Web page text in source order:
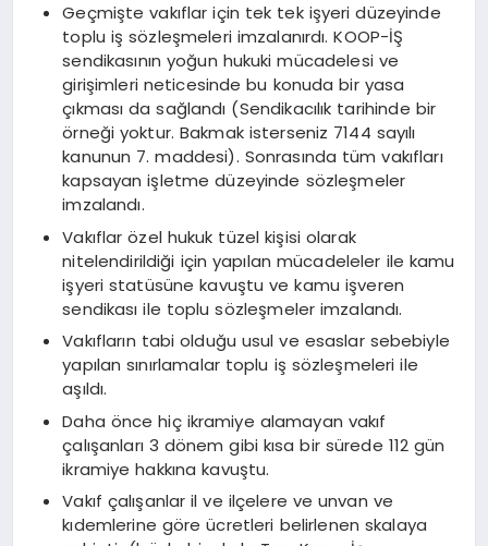
Geçmişte vakıflar için tek tek işyeri düzeyinde
toplu iş sözleşmeleri imzalanırdı. KOOP-İŞ
sendikasının yoğun hukuki mücadelesi ve
girişimleri neticesinde bu konuda bir yasa
çıkması da sağlandı (Sendikacılık tarihinde bir
örneği yoktur. Bakmak isterseniz 7144 sayılı
kanunun 7. maddesi). Sonrasında tüm vakıfları
kapsayan işletme düzeyinde sözleşmeler
imzalandı.
Vakıflar özel hukuk tüzel kişisi olarak
nitelendirildiği için yapılan mücadeleler ile kamu
işyeri statüsüne kavuştu ve kamu işveren
sendikası ile toplu sözleşmeler imzalandı.
Vakıfların tabi olduğu usul ve esaslar sebebiyle
yapılan sınırlamalar toplu iş sözleşmeleri ile
aşıldı.
Daha önce hiç ikramiye alamayan vakıf
çalışanları 3 dönem gibi kısa bir sürede 112 gün
ikramiye hakkına kavuştu.
Vakıf çalışanlar il ve ilçelere ve unvan ve
kıdemlerine göre ücretleri belirlenen skalaya